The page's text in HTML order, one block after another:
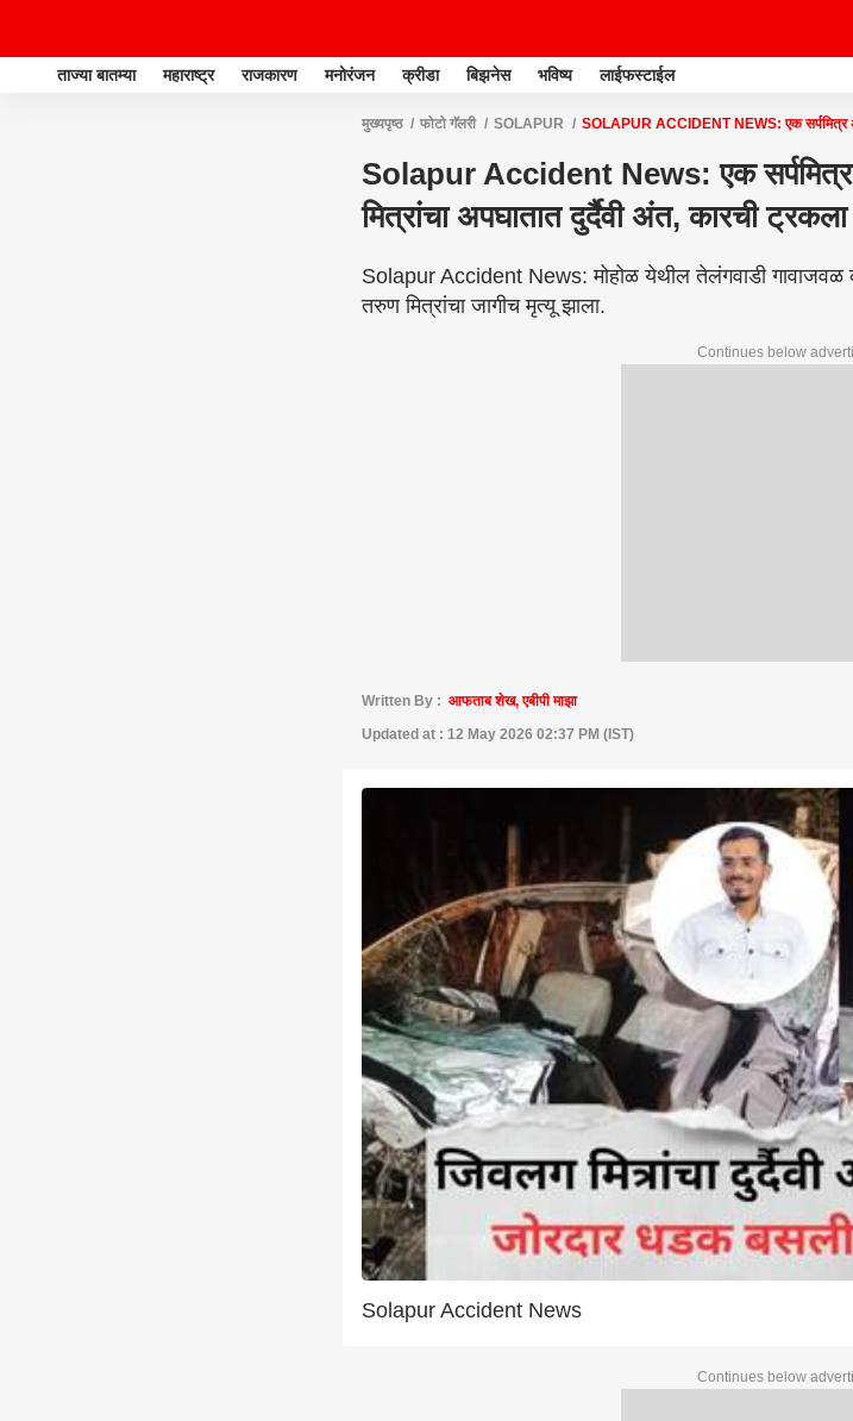
ताज्या बातम्या महाराष्ट्र राजकारण मनोरंजन क्रीडा बिझनेस भविष्य लाईफस्टाईल
मुख्यपृष्ठ फोटो गॅलरी SOLAPUR
SOLAPUR ACCIDENT NEWS: एक सर्पमित्र
Solapur Accident News: एक सर्पमित्र
मित्रांचा अपघातात दुर्दैवी अंत, कारची
Solapur Accident News: मोहोळ येथील तेलंगवाडी गावाजवळ
तरुण मित्रांचा जागीच मृत्यू झाला.
Continues below
Written By : आफताब शेख, एबीपी माझा
Updated at : 12 May 2026 02:37 PM (IST)
Solapur Accident News
Continues below